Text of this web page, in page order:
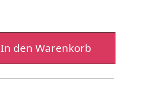
In den Warenkorb